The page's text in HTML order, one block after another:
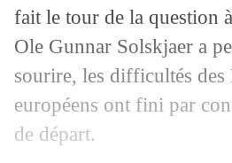
fait le tour de la question
Ole Gunnar Solskjaer a
sourire, les difficultés
européens ont fini par
de départ.
24/04 : plus de C3
24/04 Atletico: Morata,
24/04 Lyon